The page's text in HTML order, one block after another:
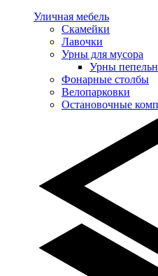
Уличная мебель
Скамейки
Лавочки
Урны для мусора
Урны
Фонарные столбы
Велопарковки
Остановочные